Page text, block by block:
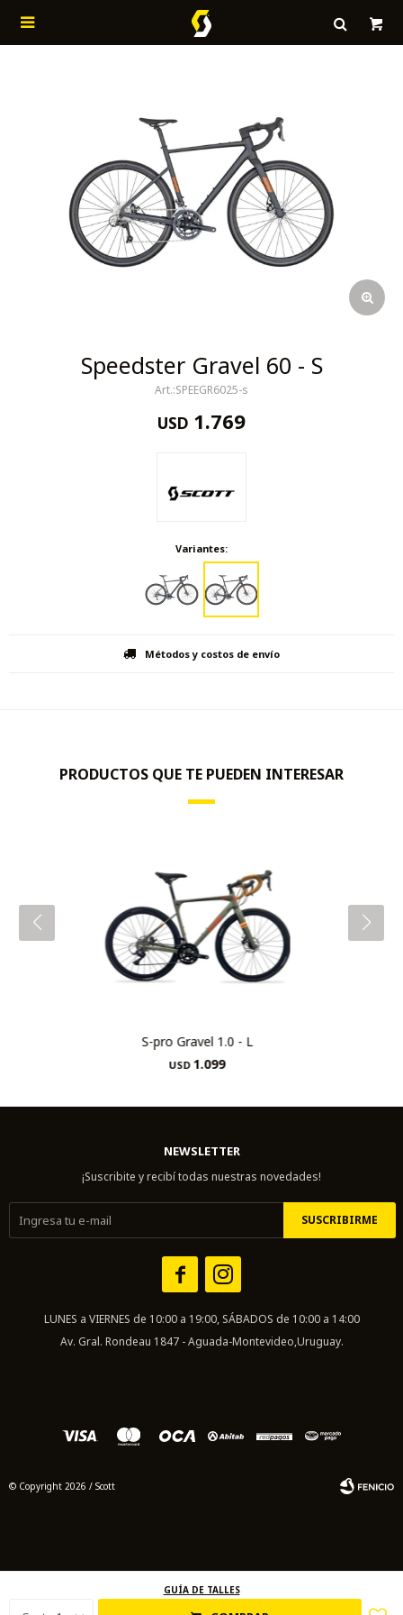

Speedster Gravel 60 - S
SPEEGR6025-s
USD 1.769
Variantes:
GUÍA DE TALLES
Métodos y costos de envío
PRODUCTOS QUE TE PUEDEN INTERESAR
S-pro Gravel 1.0 - L
USD 1.099
NEWSLETTER
¡Suscribite y recibí todas nuestras novedades!
SUSCRIBIRME
 
LUNES a VIERNES de 10:00 a 19:00, SÁBADOS de 10:00 a 14:00
Av. Gral. Rondeau 1847 - Aguada-Montevideo,Uruguay.
© Copyright 2026 / Scott
Fenicio